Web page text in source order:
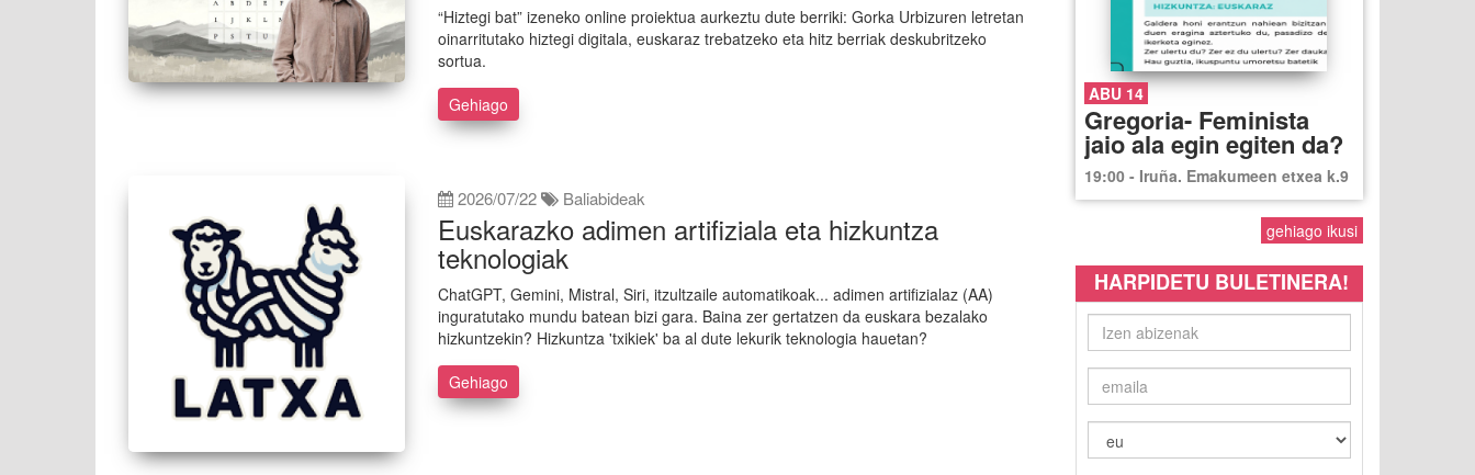
“Hiztegi bat” izeneko online proiektua aurkeztu dute berriki: Gorka Urbizuren letretan
oinarritutako hiztegi digitala, euskaraz trebatzeko eta hitz berriak deskubritzeko
sortua.
Gehiago
2026/07/22 Baliabideak
Euskarazko adimen artifiziala eta hizkuntza
teknologiak
ChatGPT, Gemini, Mistral, Siri, itzultzaile automatikoak... adimen artifizialaz (AA)
inguratutako mundu batean bizi gara. Baina zer gertatzen da euskara bezalako
hizkuntzekin? Hizkuntza 'txikiek' ba al dute lekurik teknologia hauetan?
Gehiago
ABU 14
Gregoria- Feminista
jaio ala egin egiten da?
19:00 - Iruña. Emakumeen etxea k.9
gehiago ikusi
HARPIDETU BULETINERA!